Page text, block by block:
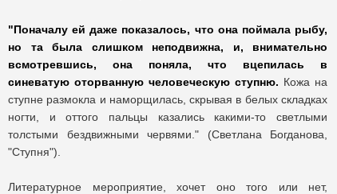
"Поначалу ей даже показалось, что она поймала рыбу,
но та была слишком неподвижна, и, внимательно
всмотревшись, она поняла, что вцепилась в
синеватую оторванную человеческую ступню. Кожа на
ступне размокла и наморщилась, скрывая в белых складках
ногти, и оттого пальцы казались какими-то светлыми
толстыми бездвижными червями." (Светлана Богданова,
"Ступня").
Литературное мероприятие, хочет оно того или нет,